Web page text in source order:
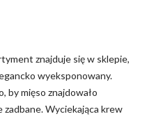
znajduje się w sklepie,
wyeksponowany.
by mięso znajdowało
zadbane. Wyciekająca krew